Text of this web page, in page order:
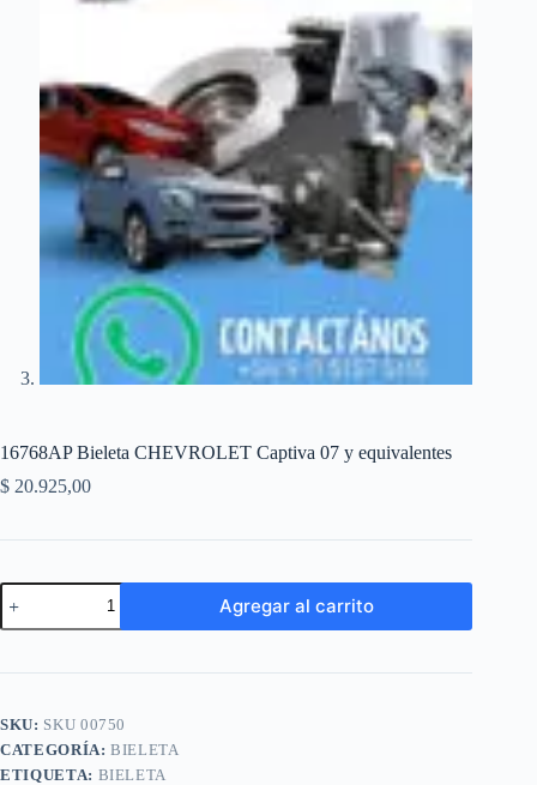
16768AP Bieleta CHEVROLET Captiva 07 y equivalentes
$ 20.925,00
16768AP
Bieleta
CHEVROLET
07
cantidad
Agregar al carrito
r
n
a
SKU: SKU 00750
CATEGORÍA:BIELETA
ETIQUETA: BIELETA